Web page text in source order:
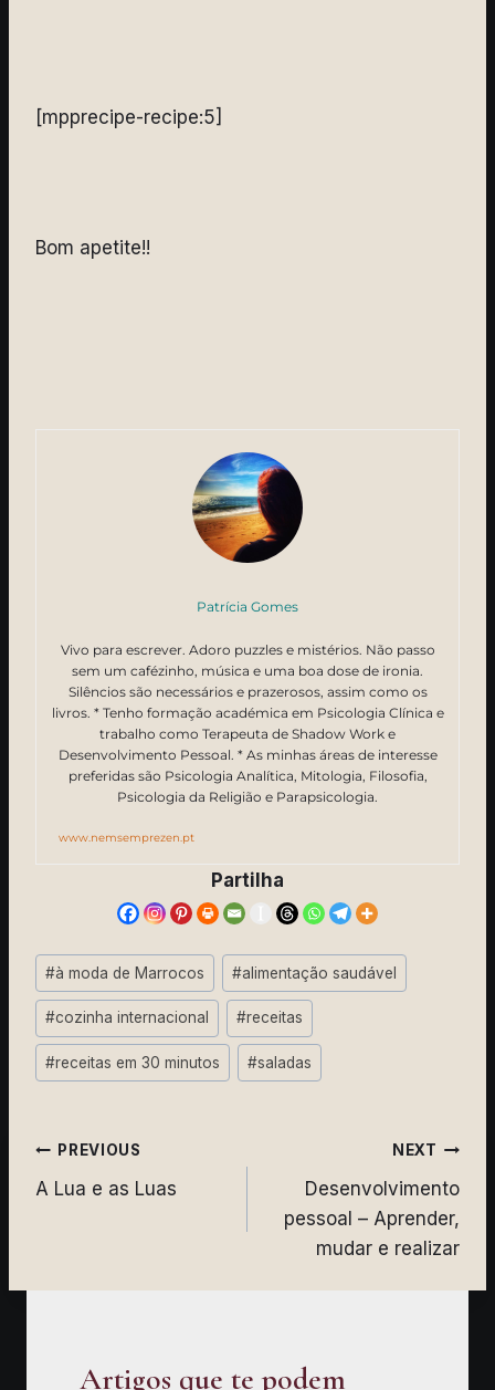
[mpprecipe-recipe:5]
Bom apetite!!
Patrícia Gomes
Vivo para escrever. Adoro puzzles e mistérios. Não passo
sem um cafézinho, música e uma boa dose de ironia.
Silêncios são necessários e prazerosos, assim como os
livros. * Tenho formação académica em Psicologia Clínica e
trabalho como Terapeuta de Shadow Work e
Desenvolvimento Pessoal. * As minhas áreas de interesse
preferidas são Psicologia Analítica, Mitologia, Filosofia,
Psicologia da Religião e Parapsicologia.
www.nemsemprezen.pt
Partilha
Post
Tags:
#à moda de Marrocos #alimentação saudável
#cozinha internacional #receitas
#receitas em 30 minutos #saladas
Navegação
de
PREVIOUS
A Lua e as Luas
NEXT
Desenvolvimento
pessoal – Aprender,
mudar e realizar
Artigos que te podem